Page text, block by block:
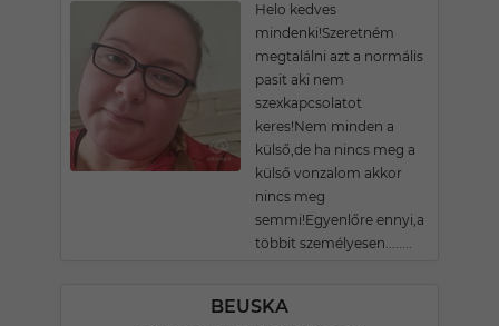
Helo kedves
mindenki!Szeretném
megtalálni azt a normális
pasit aki nem
szexkapcsolatot
keres!Nem minden a
külső,de ha nincs meg a
külső vonzalom akkor
nincs meg
semmi!Egyenlőre ennyi,a
többit személyesen........
BEUSKA